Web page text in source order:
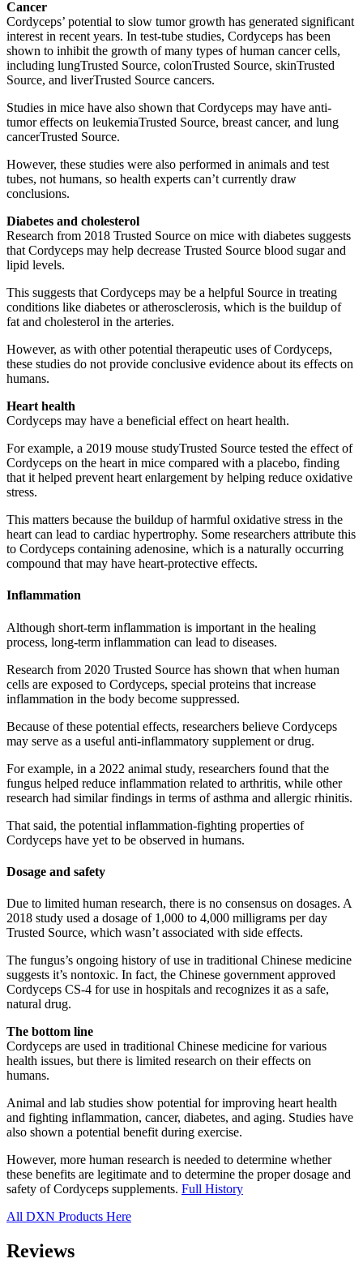
Cancer
Cordyceps’ potential to slow tumor growth has generated significant
interest in recent years. In test-tube studies, Cordyceps has been
shown to inhibit the growth of many types of human cancer cells,
including lungTrusted Source, colonTrusted Source, skinTrusted
Source, and liverTrusted Source cancers.
Studies in mice have also shown that Cordyceps may have anti-
tumor effects on leukemiaTrusted Source, breast cancer, and lung
cancerTrusted Source.
However, these studies were also performed in animals and test
tubes, not humans, so health experts can’t currently draw
conclusions.
Diabetes and cholesterol
Research from 2018 Trusted Source on mice with diabetes suggests
that Cordyceps may help decrease Trusted Source blood sugar and
lipid levels.
This suggests that Cordyceps may be a helpful Source in treating
conditions like diabetes or atherosclerosis, which is the buildup of
fat and cholesterol in the arteries.
However, as with other potential therapeutic uses of Cordyceps,
these studies do not provide conclusive evidence about its effects on
humans.
Heart health
Cordyceps may have a beneficial effect on heart health.
For example, a 2019 mouse studyTrusted Source tested the effect of
Cordyceps on the heart in mice compared with a placebo, finding
that it helped prevent heart enlargement by helping reduce oxidative
stress.
This matters because the buildup of harmful oxidative stress in the
heart can lead to cardiac hypertrophy. Some researchers attribute this
to Cordyceps containing adenosine, which is a naturally occurring
compound that may have heart-protective effects.
Inflammation
Although short-term inflammation is important in the healing
process, long-term inflammation can lead to diseases.
Research from 2020 Trusted Source has shown that when human
cells are exposed to Cordyceps, special proteins that increase
inflammation in the body become suppressed.
Because of these potential effects, researchers believe Cordyceps
may serve as a useful anti-inflammatory supplement or drug.
For example, in a 2022 animal study, researchers found that the
fungus helped reduce inflammation related to arthritis, while other
research had similar findings in terms of asthma and allergic rhinitis.
That said, the potential inflammation-fighting properties of
Cordyceps have yet to be observed in humans.
Dosage and safety
Due to limited human research, there is no consensus on dosages. A
2018 study used a dosage of 1,000 to 4,000 milligrams per day
Trusted Source, which wasn’t associated with side effects.
The fungus’s ongoing history of use in traditional Chinese medicine
suggests it’s nontoxic. In fact, the Chinese government approved
Cordyceps CS-4 for use in hospitals and recognizes it as a safe,
natural drug.
The bottom line
Cordyceps are used in traditional Chinese medicine for various
health issues, but there is limited research on their effects on
humans.
Animal and lab studies show potential for improving heart health
and fighting inflammation, cancer, diabetes, and aging. Studies have
also shown a potential benefit during exercise.
However, more human research is needed to determine whether
these benefits are legitimate and to determine the proper dosage and
safety of Cordyceps supplements. Full History
All DXN Products Here
Reviews